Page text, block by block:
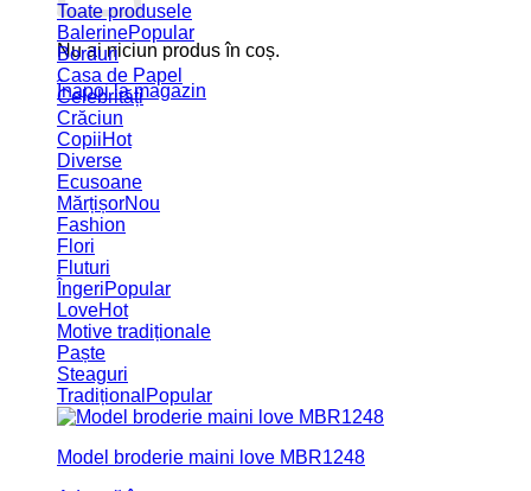
Nu ai niciun produs în coș.
Înapoi la magazin
Toate produsele
Balerine
Borduri
Casa de Papel
Celebrități
Crăciun
Copii
Diverse
Ecusoane
Mărțișor
Fashion
Flori
Fluturi
Îngeri
Love
Motive tradiționale
Paște
Steaguri
Tradițional
Model broderie maini love MBR1248